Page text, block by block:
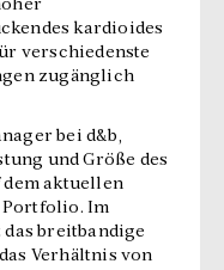
kardioides
verschiedenste
zugänglich
bei d&b,
und Größe des
aktuellen
Portfolio. Im
breitbandige
Verhältnis von